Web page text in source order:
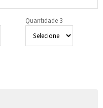
Quantidade 3